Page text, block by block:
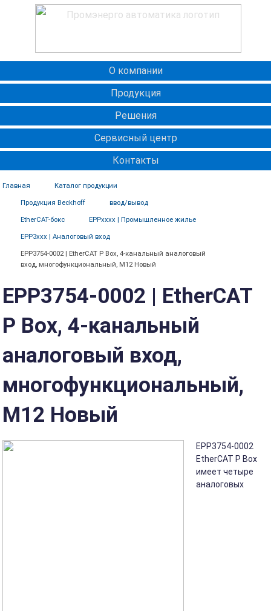
О компании
Продукция
Решения
Сервисный центр
Контакты
Главная Каталог продукции
Продукция Beckhoff ввод/вывод
EtherCAT-бокс EPPxxxx | Промышленное жилье
EPP3xxx | Аналоговый вход
EPP3754-0002 | EtherCAT P Box, 4-канальный аналоговый
вход, многофункциональный, M12 Новый
EPP3754-0002 | EtherCAT
P Box, 4-канальный
аналоговый вход,
многофункциональный,
M12 Новый
EPP3754-0002
EtherCAT P Box
имеет четыре
аналоговых